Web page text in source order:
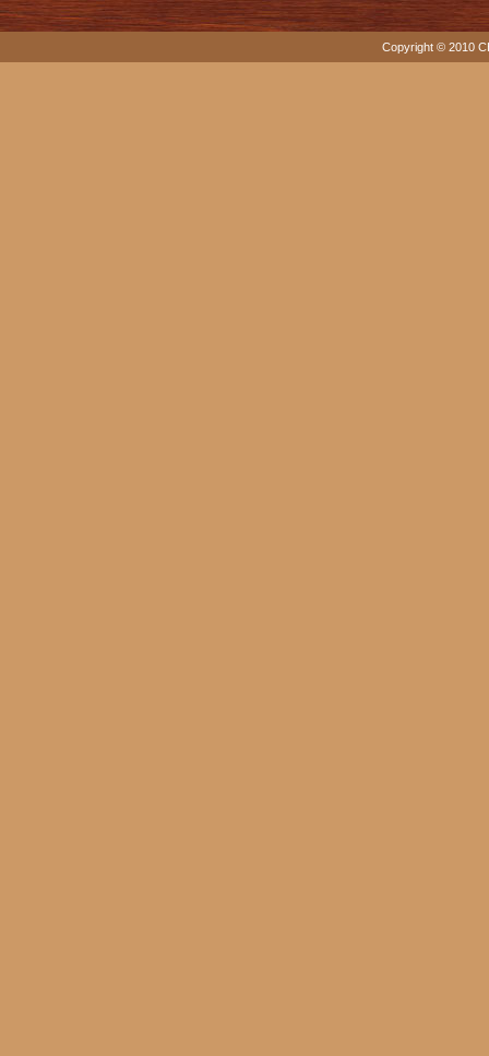
Copyright © 2010